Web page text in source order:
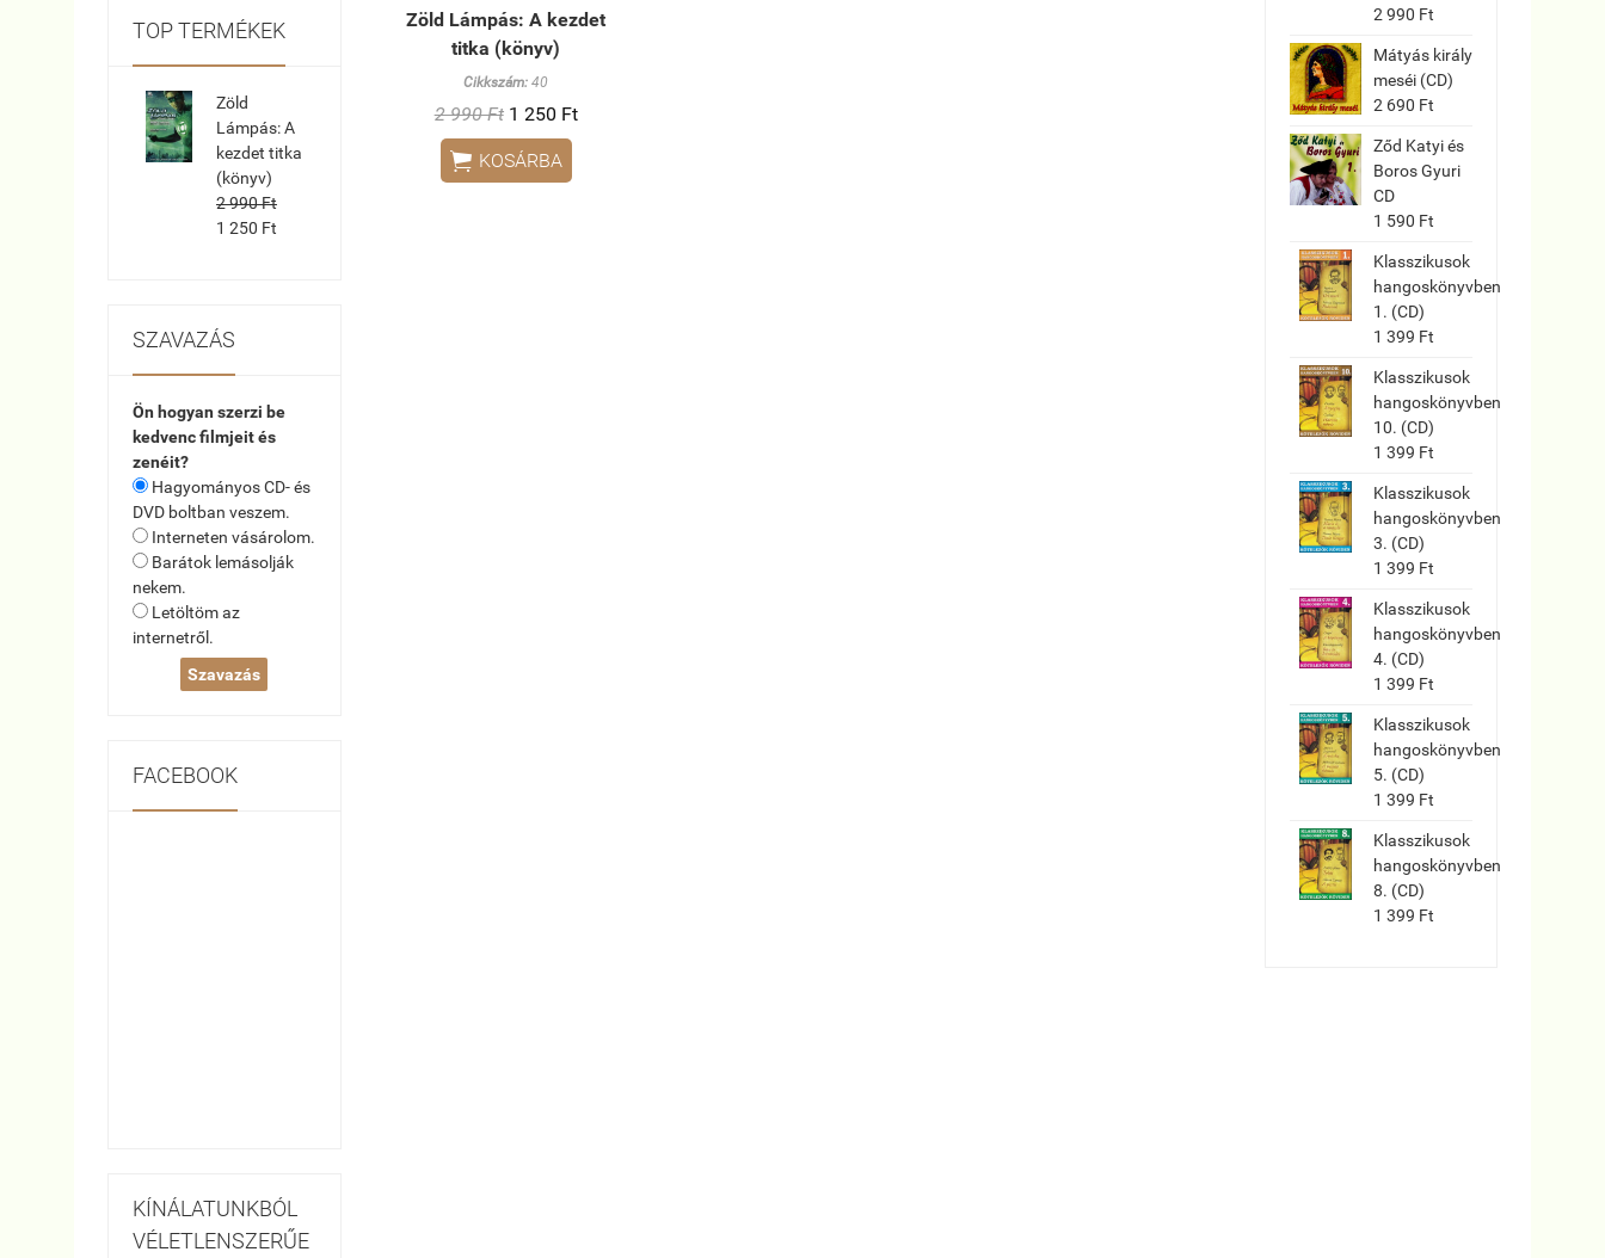
TOP TERMÉKEK
Zöld
Lámpás: A
kezdet titka
(könyv)
2 990 Ft
1 250 Ft
SZAVAZÁS
Ön hogyan szerzi be
kedvenc filmjeit és
zenéit?
Hagyományos CD- és
DVD boltban veszem.
Interneten vásárolom.
Barátok lemásolják
nekem.
Letöltöm az
internetről.
FACEBOOK
KÍNÁLATUNKBÓL
VÉLETLENSZERŰE
Zöld Lámpás: A kezdet
titka (könyv)
Cikkszám: 40
2 990 Ft 1 250 Ft
 KOSÁRBA
2 990 Ft
Mátyás király
meséi (CD)
2 690 Ft
Ződ Katyi és
Boros Gyuri
CD
1 590 Ft
Klasszikusok
hangoskönyvben
1. (CD)
1 399 Ft
Klasszikusok
hangoskönyvben
10. (CD)
1 399 Ft
Klasszikusok
hangoskönyvben
3. (CD)
1 399 Ft
Klasszikusok
hangoskönyvben
4. (CD)
1 399 Ft
Klasszikusok
hangoskönyvben
5. (CD)
1 399 Ft
Klasszikusok
hangoskönyvben
8. (CD)
1 399 Ft